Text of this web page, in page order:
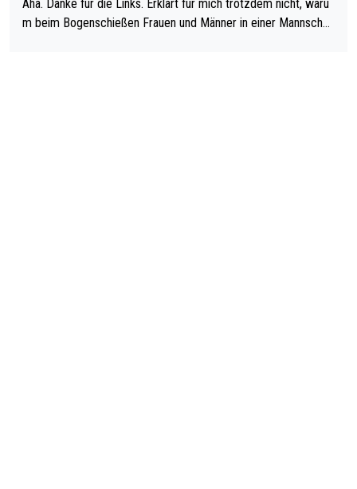
Aha. Danke für die Links. Erklärt für mich trotzdem nicht, waru
m beim Bogenschießen Frauen und Männer in einer Mannschaf